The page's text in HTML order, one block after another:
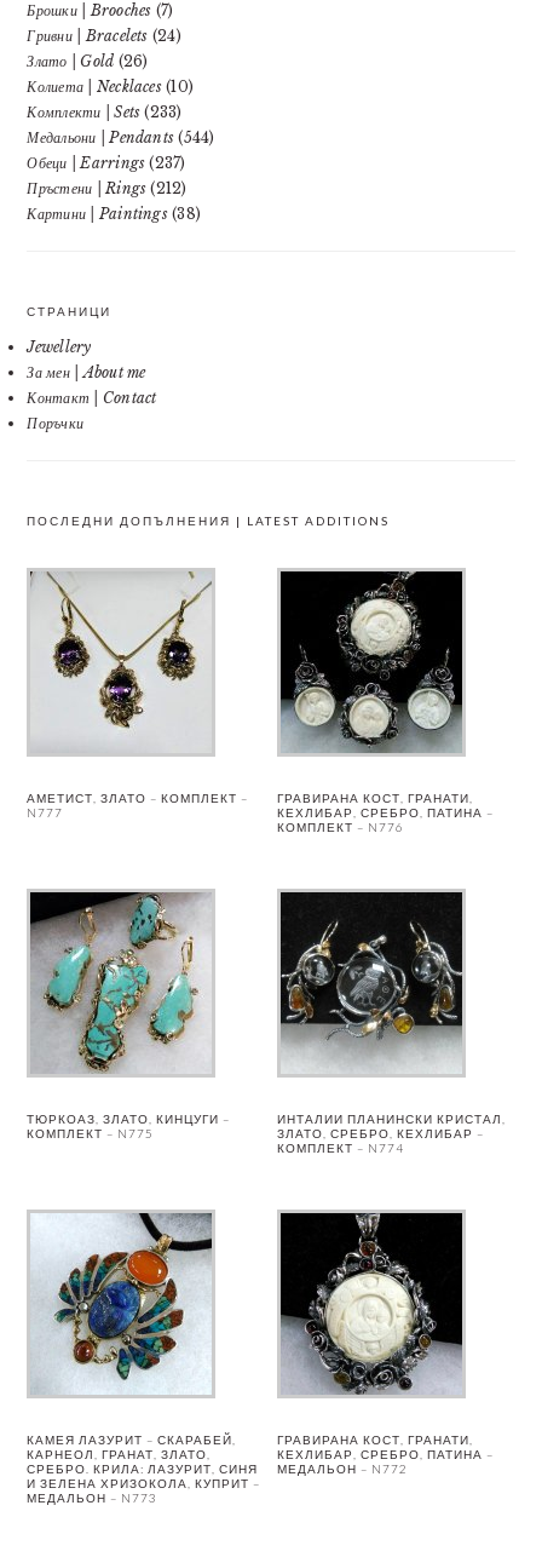
Брошки | Brooches (7)
Гривни | Bracelets (24)
Злато | Gold (26)
Колиета | Necklaces(10)
Комплекти | Sets (233)
Медальони | Pendants (544)
Обеци | Earrings (237)
Пръстени | Rings (212)
Картини | Paintings(38)
СТРАНИЦИ
Jewellery
За мен | About me
Контакт | Contact
Поръчки
ПОСЛЕДНИ ДОПЪЛНЕНИЯ | LATEST ADDITIONS
АМЕТИСТ, ЗЛАТО – КОМПЛЕКТ –
N777
ГРАВИРАНА КОСТ, ГРАНАТИ,
КЕХЛИБАР, СРЕБРО, ПАТИНА –
КОМПЛЕКТ – N776
ТЮРКОАЗ, ЗЛАТО, КИНЦУГИ –
КОМПЛЕКТ – N775
ИНТАЛИИ ПЛАНИНСКИ КРИСТАЛ,
ЗЛАТО, СРЕБРО, КЕХЛИБАР –
КОМПЛЕКТ – N774
КАМЕЯ ЛАЗУРИТ – СКАРАБЕЙ,
КАРНЕОЛ, ГРАНАТ, ЗЛАТО,
СРЕБРО. КРИЛА: ЛАЗУРИТ, СИНЯ
И ЗЕЛЕНА ХРИЗОКОЛА, КУПРИТ –
МЕДАЛЬОН – N773
ГРАВИРАНА КОСТ, ГРАНАТИ,
КЕХЛИБАР, СРЕБРО, ПАТИНА –
МЕДАЛЬОН – N772